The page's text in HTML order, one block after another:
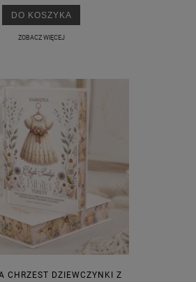
DO KOSZYKA
ZOBACZ WIĘCEJ
CHRZEST DZIEWCZYNKI Z